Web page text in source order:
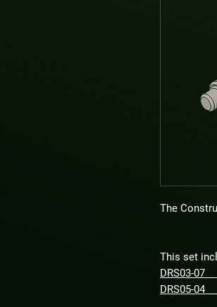
The
This set
DRS03-07
DRS05-